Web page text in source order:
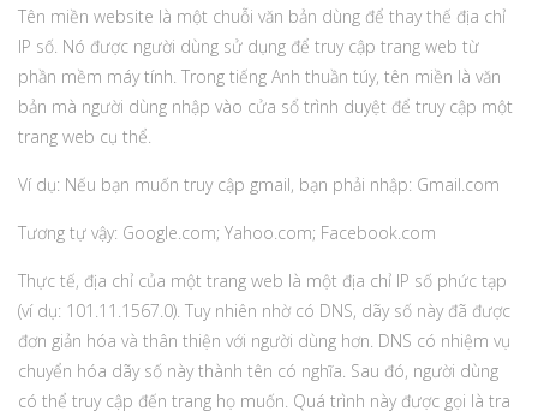
Tên miền website là một chuỗi văn bản dùng để thay thế địa chỉ
IP số. Nó được người dùng sử dụng để truy cập trang web từ
phần mềm máy tính. Trong tiếng Anh thuần túy, tên miền là văn
bản mà người dùng nhập vào cửa sổ trình duyệt để truy cập một
trang web cụ thể.
Ví dụ: Nếu bạn muốn truy cập gmail, bạn phải nhập: Gmail.com
Tương tự vậy: Google.com; Yahoo.com; Facebook.com
Thực tế, địa chỉ của một trang web là một địa chỉ IP số phức tạp
(ví dụ: 101.11.1567.0). Tuy nhiên nhờ có DNS, dãy số này đã được
đơn giản hóa và thân thiện với người dùng hơn. DNS có nhiệm vụ
chuyển hóa dãy số này thành tên có nghĩa. Sau đó, người dùng
có thể truy cập đến trang họ muốn. Quá trình này được gọi là tra